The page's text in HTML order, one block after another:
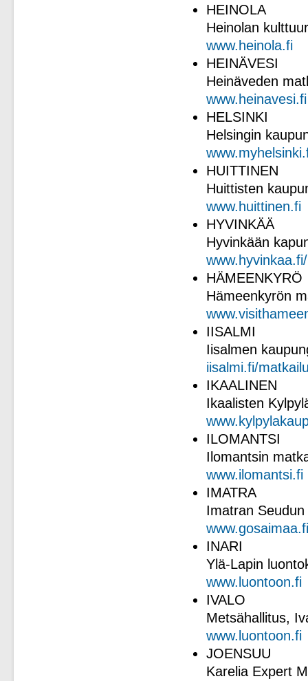
HEINOLA
Heinolan
www.heinola.fi
HEINÄVESI
Heinäveden
www.heinavesi.fi
HELSINKI
Helsingin
HUITTINEN
Huittisten
www.huittinen.fi
HYVINKÄÄ
Hyvinkään
HÄMEENKYRÖ
Hämeenkyrön
IISALMI
Iisalmen
iisalmi.fi/
IKAALINEN
Ikaalisten
ILOMANTSI
Ilomantsin
www.ilomantsi.fi
IMATRA
Imatran
www.gosaimaa.fi
INARI
Ylä-Lapin
www.luontoon.fi
IVALO
Metsähallitus,
www.luontoon.fi
JOENSUU
Karelia Expert